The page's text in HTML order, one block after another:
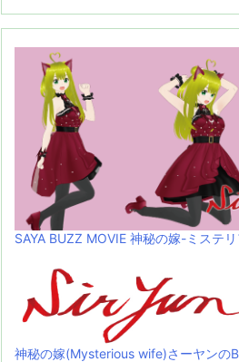
SAYA BUZZ MOVIE 神秘の嫁-ミステ
神秘の嫁(Mysterious wife)さーヤンの